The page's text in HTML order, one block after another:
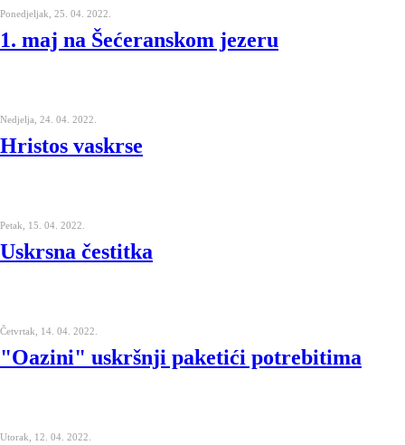
Ponedjeljak, 25. 04. 2022.
1. maj na Šećeranskom jezeru
Nedjelja, 24. 04. 2022.
Hristos vaskrse
Petak, 15. 04. 2022.
Uskrsna čestitka
Četvrtak, 14. 04. 2022.
"Oazini" uskršnji paketići potrebitima
Utorak, 12. 04. 2022.